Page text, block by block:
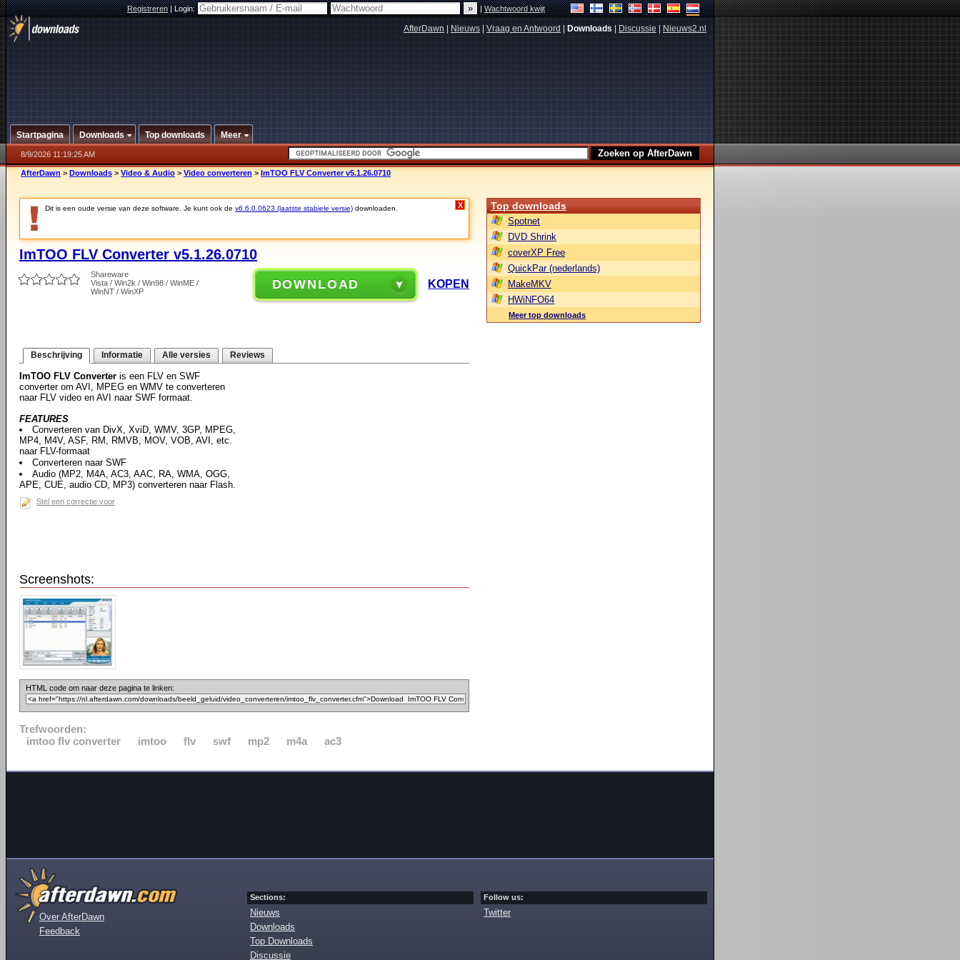
Registreren|Login: |Wachtwoord kwijt
AfterDawn Nieuws Vraag en Antwoord Downloads Discussie Nieuws2.nl
Startpagina Downloads Top downloads Meer
8/9/2026 11:19:25 AM
AfterDawn > Downloads > Video & Audio > Video converteren > ImTOO FLV Converter v5.1.26.0710
Dit is een oude versie van deze software. Je kunt ook de v6.6.0.0623 (laatste stabiele versie) downloaden. X
ImTOO FLV Converter v5.1.26.0710
Shareware
Vista / Win2k / Win98 / WinME /
WinNT / WinXP
DOWNLOAD KOPEN
Beschrijving Informatie Alle versies Reviews
ImTOO FLV Converter is een FLV en SWF
converter om AVI, MPEG en WMV te converteren
naar FLV video en AVI naar SWF formaat.
FEATURES
Converteren van DivX, XviD, WMV, 3GP, MPEG,
MP4, M4V, ASF, RM, RMVB, MOV, VOB, AVI, etc.
naar FLV-formaat
Converteren naar SWF
Audio (MP2, M4A, AC3, AAC, RA, WMA, OGG,
APE, CUE, audio CD, MP3) converteren naar Flash.
Stel een correctie voor
Screenshots:
HTML code om naar deze pagina te linken:
Trefwoorden:
imtoo flv converter
imtoo flv swf mp2 m4a ac3
Top downloads
Spotnet
DVD Shrink
coverXP Free
QuickPar (nederlands)
MakeMKV
HWiNFO64
Meer top downloads
Over AfterDawn
Feedback
Sections:
Nieuws
Downloads
Top Downloads
Discussie
Follow us:
Twitter